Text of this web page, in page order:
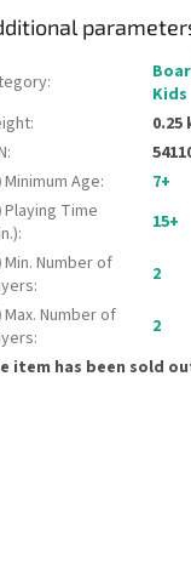
:
Kids
:
0.25
:
Minimum Age:
7+
Playing Time
:
15+
Min. Number of
:
2
Max. Number of
:
2
item has been sold